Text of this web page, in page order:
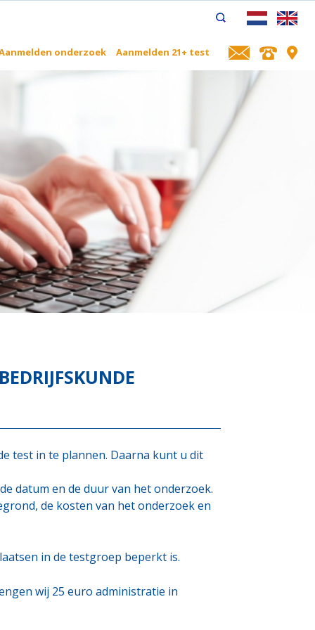
onderzoek Aanmelden 21+ test
test in te plannen. Daarna kunt u dit
datum en de duur van het onderzoek.
de kosten van het onderzoek en
in de testgroep beperkt is.
wij 25 euro administratie in